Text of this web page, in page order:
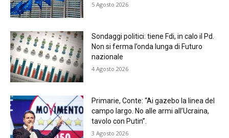
5 Agosto 2026
Sondaggi politici: tiene Fdi, in calo il Pd.
Non si ferma l’onda lunga di Futuro
nazionale
4 Agosto 2026
Primarie, Conte: “Ai gazebo la linea del
campo largo. No alle armi all’Ucraina,
tavolo con Putin”.
3 Agosto 2026